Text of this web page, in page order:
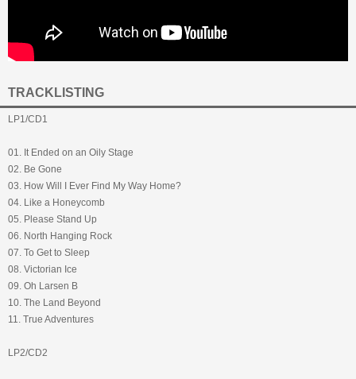
TRACKLISTING
LP1/CD1
01. It Ended on an Oily Stage
02. Be Gone
03. How Will I Ever Find My Way Home?
04. Like a Honeycomb
05. Please Stand Up
06. North Hanging Rock
07. To Get to Sleep
08. Victorian Ice
09. Oh Larsen B
10. The Land Beyond
11. True Adventures
LP2/CD2